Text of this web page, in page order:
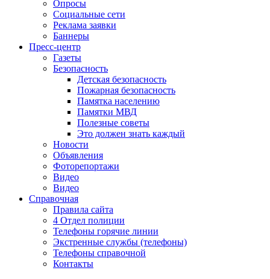
Опросы
Социальные сети
Реклама заявки
Баннеры
Пресс-центр
Газеты
Безопасность
Детская безопасность
Пожарная безопасность
Памятка населению
Памятки МВД
Полезные советы
Это должен знать каждый
Новости
Объявления
Фоторепортажи
Видео
Видео
Справочная
Правила сайта
4 Отдел полиции
Телефоны горячие линии
Экстренные службы (телефоны)
Телефоны справочной
Контакты